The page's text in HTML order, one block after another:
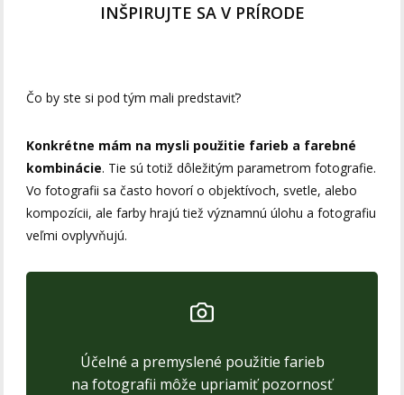
INŠPIRUJTE SA V PRÍRODE
Čo by ste si pod tým mali predstaviť?
Konkrétne mám na mysli použitie farieb a farebné
kombinácie. Tie sú totiž dôležitým parametrom fotografie.
Vo fotografii sa často hovorí o objektívoch, svetle, alebo
kompozícii, ale farby hrajú tiež významnú úlohu a fotografiu
veľmi ovplyvňujú.
Účelné a premyslené použitie farieb
na fotografii môže upriamiť pozornosť